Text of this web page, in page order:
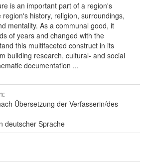
is an important part of a region's
history, religion, surroundings,
mentality. As a communal good, it
of years and changed with the
this multifaceted construct in its
building research, cultural- and social
documentation ...
Übersetzung der Verfasserin/des
deutscher Sprache